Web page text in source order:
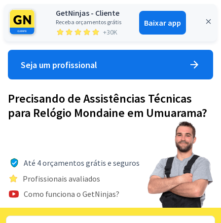
GetNinjas - Cliente
Receba orçamentos grátis
+30K
Baixar app
Entrar
Seja um profissional
Precisando de Assistências Técnicas
para Relógio Mondaine em Umuarama?
Até 4 orçamentos grátis e seguros
Profissionais avaliados
Como funciona o GetNinjas?